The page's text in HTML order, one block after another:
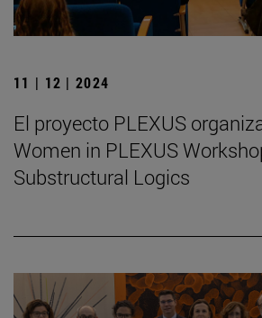
11 | 12 | 2024
El proyecto PLEXUS
Women in PLEXUS
Substructural Logics